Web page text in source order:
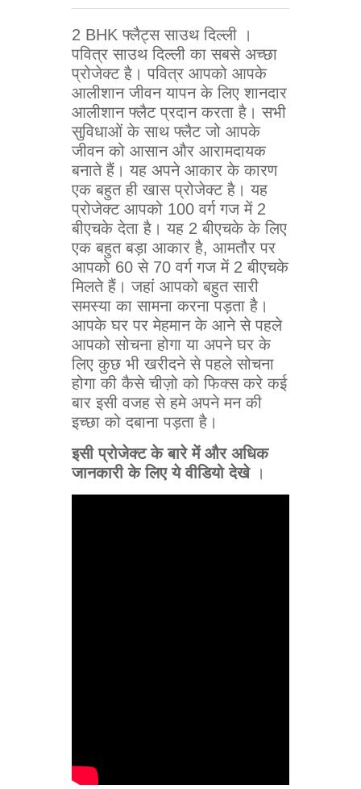
2 BHK फ्लैट्स साउथ दिल्ली ।
पवित्र साउथ दिल्ली का सबसे अच्छा
प्रोजेक्ट है। पवित्र आपको आपके
आलीशान जीवन यापन के लिए शानदार
आलीशान फ्लैट प्रदान करता है। सभी
सुविधाओं के साथ फ्लैट जो आपके
जीवन को आसान और आरामदायक
बनाते हैं। यह अपने आकार के कारण
एक बहुत ही खास प्रोजेक्ट है। यह
प्रोजेक्ट आपको 100 वर्ग गज में 2
बीएचके देता है। यह 2 बीएचके के लिए
एक बहुत बड़ा आकार है, आमतौर पर
आपको 60 से 70 वर्ग गज में 2 बीएचके
मिलते हैं। जहां आपको बहुत सारी
समस्या का सामना करना पड़ता है।
आपके घर पर मेहमान के आने से पहले
आपको सोचना होगा या अपने घर के
लिए कुछ भी खरीदने से पहले सोचना
होगा की कैसे चीज़ो को फिक्स करे कई
बार इसी वजह से हमे अपने मन की
इच्छा को दबाना पड़ता है।
इसी प्रोजेक्ट के बारे में और अधिक
जानकारी के लिए ये वीडियो देखे।